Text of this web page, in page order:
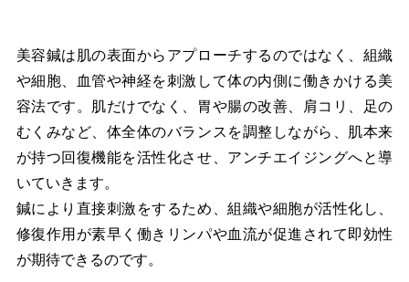
美容鍼は肌の表面からアプローチするのではなく、組織
や細胞、血管や神経を刺激して体の内側に働きかける美
容法です。肌だけでなく、胃や腸の改善、肩コリ、足の
むくみなど、体全体のバランスを調整しながら、肌本来
が持つ回復機能を活性化させ、アンチエイジングへと導
いていきます。
鍼により直接刺激をするため、組織や細胞が活性化し、
修復作用が素早く働きリンパや血流が促進されて即効性
が期待できるのです。